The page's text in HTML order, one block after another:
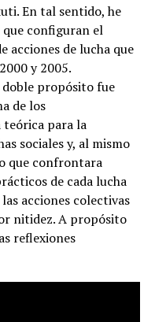
En tal sentido, he
configuran el
acciones de lucha que
y 2005.
propósito fue
de los
para la
sociales y, al mismo
que confrontara
de cada lucha
acciones colectivas
nitidez. A propósito
reflexiones